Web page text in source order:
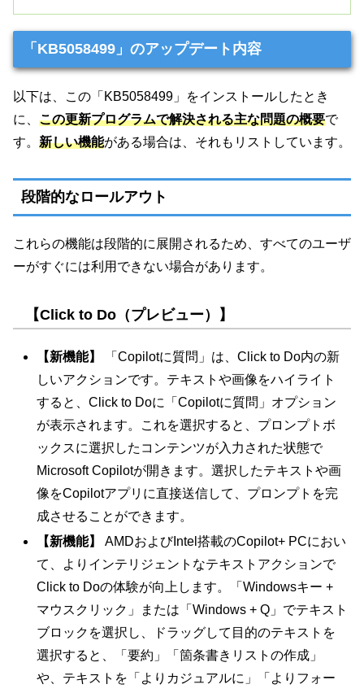
「KB5058499」のアップデート内容
以下は、この「KB5058499」をインストールしたとき
に、 この更新プログラムで解決される主な問題の概要で
す。 新しい機能がある場合は、それもリストしています。
段階的なロールアウト
これらの機能は段階的に展開されるため、すべてのユーザ
ーがすぐには利用できない場合があります。
【Click to Do（プレビュー）】
【新機能】
「Copilotに質問」は、Click to Do内の新
しいアクションです。テキストや画像をハイライト
すると、Click to Doに「Copilotに質問」オプション
が表示されます。これを選択すると、プロンプトボ
ックスに選択したコンテンツが入力された状態で
Microsoft Copilotが開きます。選択したテキストや画
像をCopilotアプリに直接送信して、プロンプトを完
成させることができます。
【新機能】
AMDおよびIntel搭載のCopilot+ PCにおい
て、よりインテリジェントなテキストアクションで
Click to Doの体験が向上します。「Windowsキー +
マウスクリック」または「Windows + Q」でテキスト
ブロックを選択し、ドラッグして目的のテキストを
選択すると、「要約」「箇条書きリストの作成」
や、テキストを「よりカジュアルに」「よりフォー